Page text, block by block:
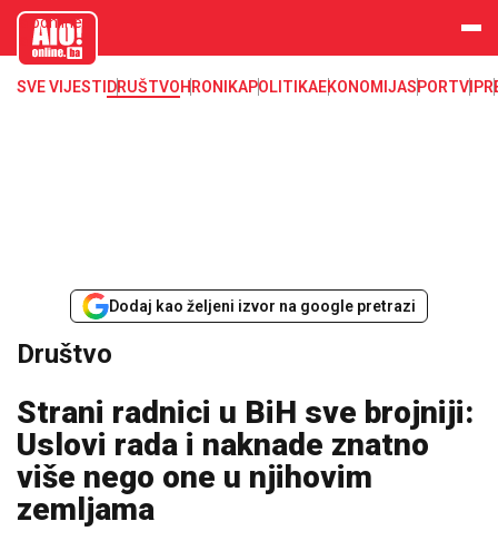
aloonline.b
SVE VIJESTI DRUŠTVOHRONIKAPOLITIKAEKONOMIJASPORTVIP
Dodaj kao željeni izvor na google pretrazi
Društvo
Strani radnici u BiH sve brojniji:
Uslovi rada i naknade znatno
više nego one u njihovim
zemljama